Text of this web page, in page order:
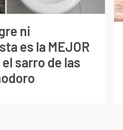
ni
es la MEJOR
sarro de las